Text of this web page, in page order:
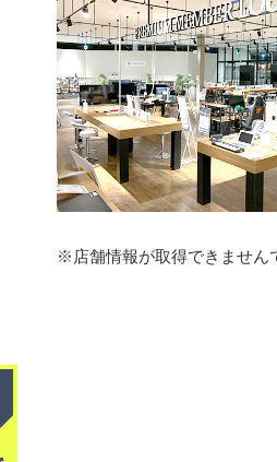
※店舗情報が取得できません